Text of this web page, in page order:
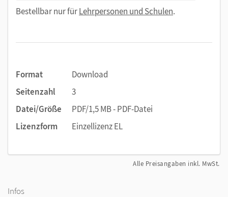
Bestellbar nur fürLehrpersonen und Schulen.
Format
Download
Seitenzahl
3
Datei/Größe
PDF/1,5 MB - PDF-Datei
Lizenzform
Einzellizenz EL
Alle Preisangaben inkl. MwSt.
Infos